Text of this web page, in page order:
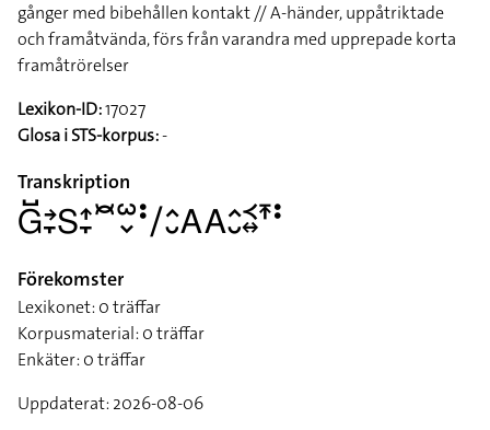
gånger med bibehållen kontakt // A-händer, uppåtriktade
och framåtvända, förs från varandra med upprepade korta
framåtrörelser
Lexikon-ID:17027
Glosa i STS-korpus:-
Transkription
􌤦􌤹􌥔􌥙􌥅􌤴􌥙􌥫􌥱􌦀􌥻􌥠􌤵􌤷􌤤􌤤􌤵􌤷􌥹􌦉􌥵􌥻
Förekomster
Lexikonet: 0 träffar
Korpusmaterial: 0 träffar
Enkäter: 0 träffar
Uppdaterat: 2026-08-06